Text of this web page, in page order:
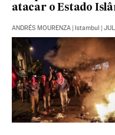
atacar o Estado
ANDRÉS MOURENZA | Istambul |